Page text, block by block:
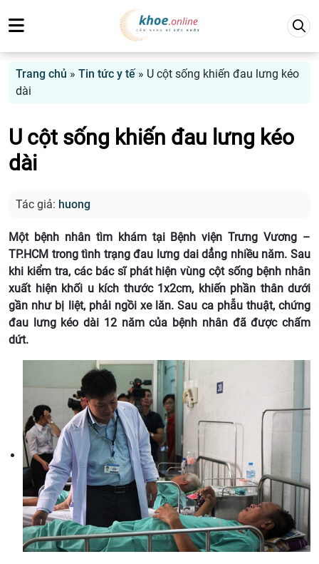
Trang chủ » Tin tức y tế» U cột sống khiến đau lưng kéo
dài
U cột sống khiến đau lưng kéo
dài
Tác giả: huong
Một bệnh nhân tìm khám tại Bệnh viện Trưng Vương –
TP.HCM trong tình trạng đau lưng dai dẳng nhiều năm. Sau
khi kiểm tra, các bác sĩ phát hiện vùng cột sống bệnh nhân
xuất hiện khối u kích thước 1x2cm, khiến phần thân dưới
gần như bị liệt, phải ngồi xe lăn. Sau ca phẫu thuật, chứng
đau lưng kéo dài 12 năm của bệnh nhân đã được chấm
dứt.